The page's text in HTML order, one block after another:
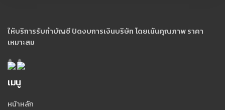
ให้บริการรับทำบัญชี ปิดงบการเงินบริษัท โดยเน้นคุณภาพ ราคา
เหมาะสม
เมนู
หน้าหลัก